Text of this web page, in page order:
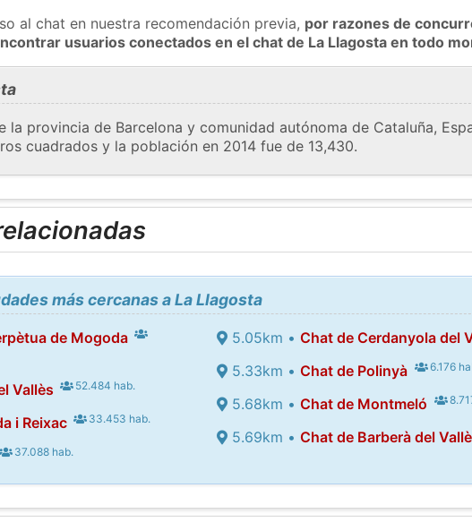
al chat en nuestra recomendación previa, por razones de
usuarios conectados en el chat de La Llagosta en todo
la provincia de Barcelona y comunidad autónoma de Cataluña,
cuadrados y la población en 2014 fue de 13,430.
más cercanas a La Llagosta
de Mogoda
Vallès 52.484 hab.
i Reixac 33.453 hab.
37.088 hab.
5.05km •Chat de Cerdanyola del
5.33km •Chat de Polinyà 6.176
5.68km •Chat de Montmeló
5.69km •Chat de Barberà del